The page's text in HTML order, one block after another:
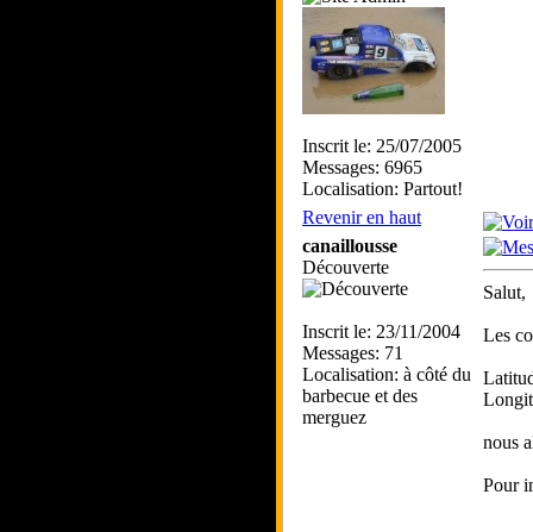
Inscrit le: 25/07/2005
Messages: 6965
Localisation: Partout!
Revenir en haut
canaillousse
Découverte
Inscrit le: 23/11/2004
Messages: 71
Localisation: à côté du
barbecue et des
merguez
Salut,
Les
nous
Pour